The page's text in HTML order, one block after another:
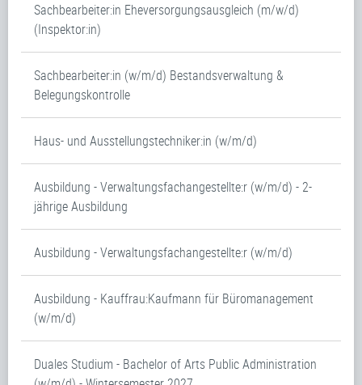
Sachbearbeiter:in Eheversorgungsausgleich (m/w/d)
(Inspektor:in)
Sachbearbeiter:in (w/m/d) Bestandsverwaltung &
Belegungskontrolle
Haus- und Ausstellungstechniker:in (w/m/d)
Ausbildung - Verwaltungsfachangestellte:r (w/m/d) - 2-
jährige Ausbildung
Ausbildung - Verwaltungsfachangestellte:r (w/m/d)
Ausbildung - Kauffrau:Kaufmann für Büromanagement
(w/m/d)
Duales Studium - Bachelor of Arts Public Administration